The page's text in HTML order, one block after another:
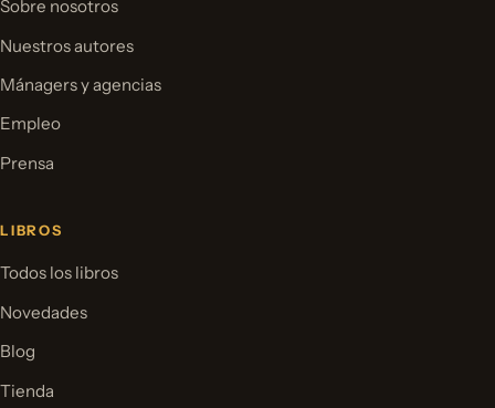
Sobre nosotros
Nuestros autores
Mánagers y agencias
Empleo
Prensa
LIBROS
Todos los libros
Novedades
Blog
Tienda